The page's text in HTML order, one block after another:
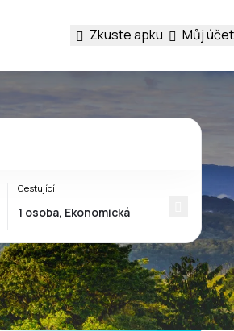
Zkuste apku Můj účet
Cestující